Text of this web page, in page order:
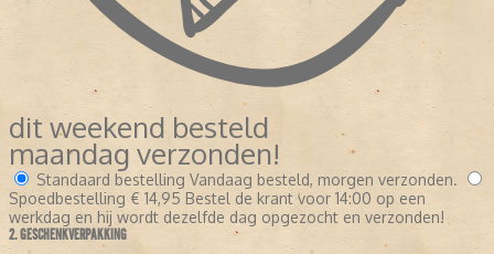
dit weekend besteld
maandag verzonden!
Standaard bestelling Vandaag besteld, morgen verzonden.
Spoedbestelling € 14,95 Bestel de krant voor 14:00 op een
werkdag en hij wordt dezelfde dag opgezocht en verzonden!
2. GESCHENKVERPAKKING